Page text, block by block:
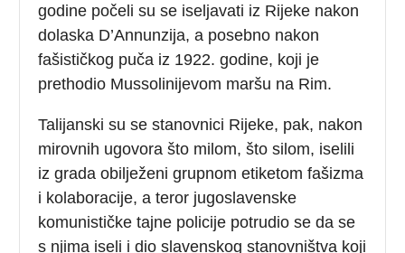
godine počeli su se iseljavati iz Rijeke nakon
dolaska D’Annunzija, a posebno nakon
fašističkog puča iz 1922. godine, koji je
prethodio Mussolinijevom maršu na Rim.
Talijanski su se stanovnici Rijeke, pak, nakon
mirovnih ugovora što milom, što silom, iselili
iz grada obilježeni grupnom etiketom fašizma
i kolaboracije, a teror jugoslavenske
komunističke tajne policije potrudio se da se
s njima iseli i dio slavenskog stanovništva koji